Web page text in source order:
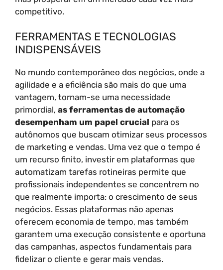
competitivo.
FERRAMENTAS E TECNOLOGIAS
INDISPENSÁVEIS
No mundo contemporâneo dos negócios, onde a
agilidade e a eficiência são mais do que uma
vantagem, tornam-se uma necessidade
primordial, as ferramentas de automação
desempenham um papel crucial para os
autônomos que buscam otimizar seus processos
de marketing e vendas. Uma vez que o tempo é
um recurso finito, investir em plataformas que
automatizam tarefas rotineiras permite que
profissionais independentes se concentrem no
que realmente importa: o crescimento de seus
negócios. Essas plataformas não apenas
oferecem economia de tempo, mas também
garantem uma execução consistente e oportuna
das campanhas, aspectos fundamentais para
fidelizar o cliente e gerar mais vendas.